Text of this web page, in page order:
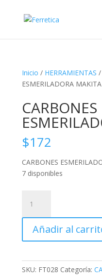
Inicio / HERRAMIENTAS /
ESMERILADORA MAKITA
CARBONES
$172
CARBONES
7 disponibles
ESMERILADORA
MAKITA
cantidad
Añadir al
SKU: FT028 Categoría: